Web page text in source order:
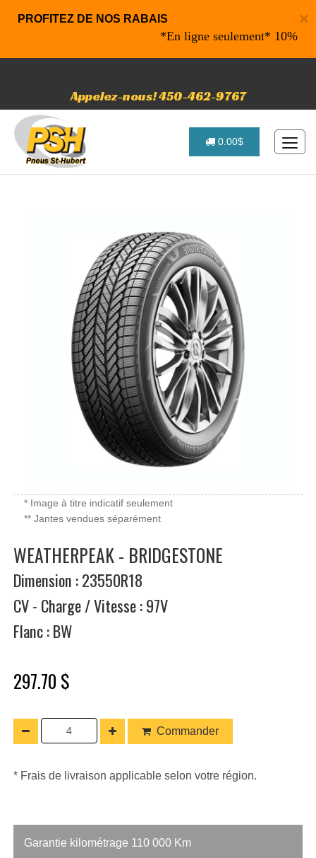
×
PROFITEZ DE NOS RABAIS
*En ligne seulement* 10% de
Appelez-nous! 450-462-9767
0.00$
* Image à titre indicatif seulement
** Jantes vendues séparément
WEATHERPEAK - BRIDGESTONE
Dimension : 23550R18
CV - Charge / Vitesse : 97V
Flanc : BW
297.70 $
Commander
* Frais de livraison applicable selon votre région.
Garantie kilométrage 110 000 Km